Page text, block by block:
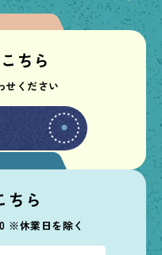
ちら
せください
ちら
※休業日を除く